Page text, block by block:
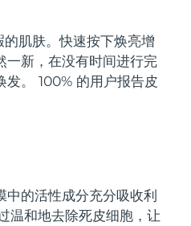
肌肤。快速按下焕亮增
一新，在没有时间进行完
发。 100% 的用户报告皮
中的活性成分充分吸收利
温和地去除死皮细胞，让
预计送达日期8/10/26
预计送达日期 8/18/26
预计送达日期 8/10/26